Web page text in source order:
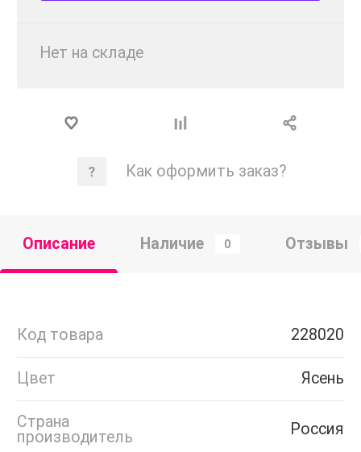
Нет на складе
Как оформить заказ?
Описание Наличие 0 Отзывы
Код товара 228020
Цвет Ясень
Страна
производитель
Россия